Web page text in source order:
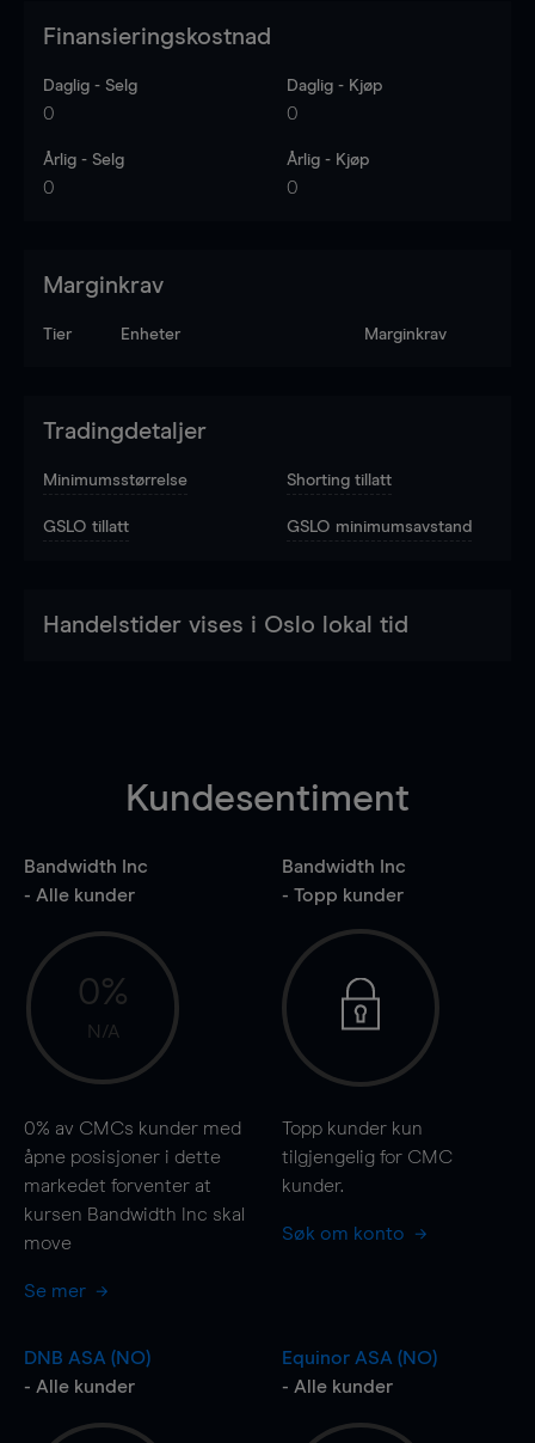
Finansieringskostnad
Daglig - Selg
0
Daglig - Kjøp
0
Årlig - Selg
0
Årlig - Kjøp
0
Marginkrav
Tier Enheter Marginkrav
Tradingdetaljer
Minimumsstørrelse Shorting tillatt
GSLO tillatt GSLO minimumsavstand
Handelstider vises i Oslo lokal tid
Kundesentiment
Bandwidth Inc
- Alle kunder
0%
N/A
0% av CMCs kunder med
åpne posisjoner i dette
markedet forventer at
kursen Bandwidth Inc skal
move
Se mer
Bandwidth Inc
- Topp kunder
Topp kunder kun
tilgjengelig for CMC
kunder.
Søk om konto
DNB ASA (NO)
- Alle kunder
Equinor ASA (NO)
- Alle kunder